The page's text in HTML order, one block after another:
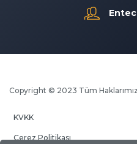
Copyright © 2023 Tüm Haklarımız
KVKK
Çerez Politikası